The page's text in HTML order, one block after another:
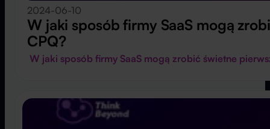
2024-06-10
W jaki sposób firmy SaaS mogą
CPQ?
W jaki sposób firmy SaaS mogą zrobić świetne